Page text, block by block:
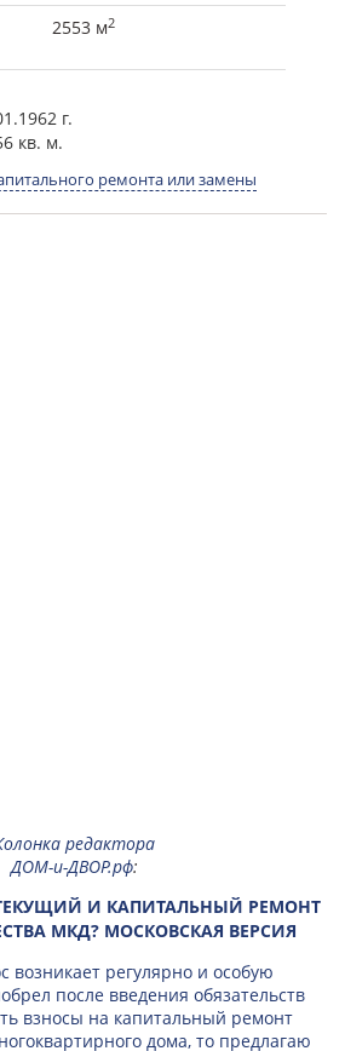
2553 м2
г.
кв. м.
ремонта или замены
редактора
ДОМ-и-ДВОР.рф:
И КАПИТАЛЬНЫЙ РЕМОНТ
МКД? МОСКОВСКАЯ ВЕРСИЯ
возникает регулярно и особую
после введения обязательств
взносы на капитальный ремонт
дома, то предлагаю